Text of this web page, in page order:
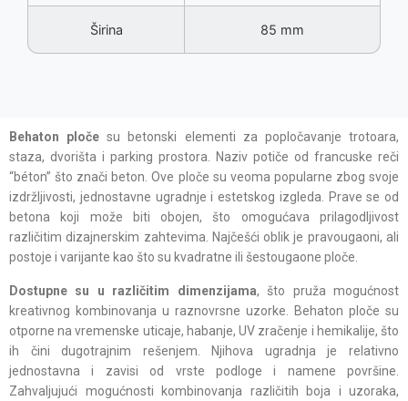
Širina 85 mm
Behaton ploče su betonski elementi za popločavanje trotoara,
staza, dvorišta i parking prostora. Naziv potiče od francuske reči
“béton” što znači beton. Ove ploče su veoma popularne zbog svoje
izdržljivosti, jednostavne ugradnje i estetskog izgleda. Prave se od
betona koji može biti obojen, što omogućava prilagodljivost
različitim dizajnerskim zahtevima. Najčešći oblik je pravougaoni, ali
postoje i varijante kao što su kvadratne ili šestougaone ploče.
Dostupne su u različitim dimenzijama, što pruža mogućnost
kreativnog kombinovanja u raznovrsne uzorke. Behaton ploče su
otporne na vremenske uticaje, habanje, UV zračenje i hemikalije, što
ih čini dugotrajnim rešenjem. Njihova ugradnja je relativno
jednostavna i zavisi od vrste podloge i namene površine.
Zahvaljujući mogućnosti kombinovanja različitih boja i uzoraka,